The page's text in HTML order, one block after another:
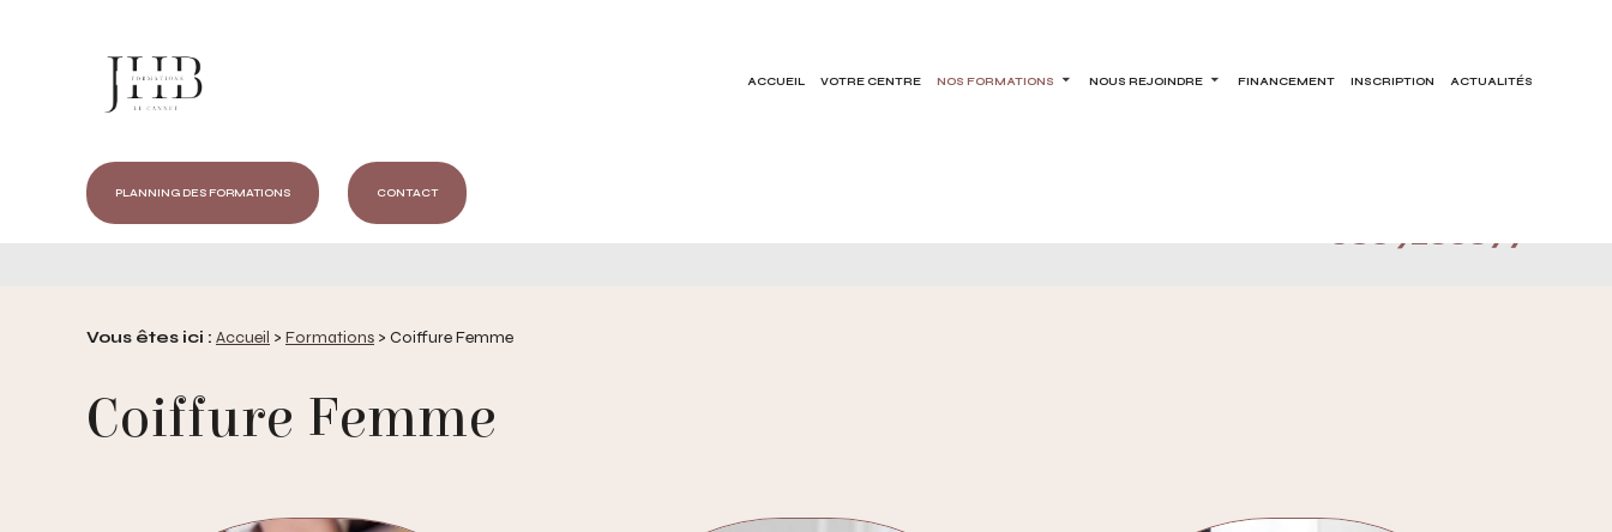
ACCUEIL VOTRE CENTRE NOS FORMATIONS NOUS REJOINDRE FINANCEMENT INSCRIPTION ACTUALITÉS
PLANNING DES FORMATIONS CONTACT
0609280877
Vous êtes ici : Accueil > Formations > Coiffure Femme
Coiffure Femme